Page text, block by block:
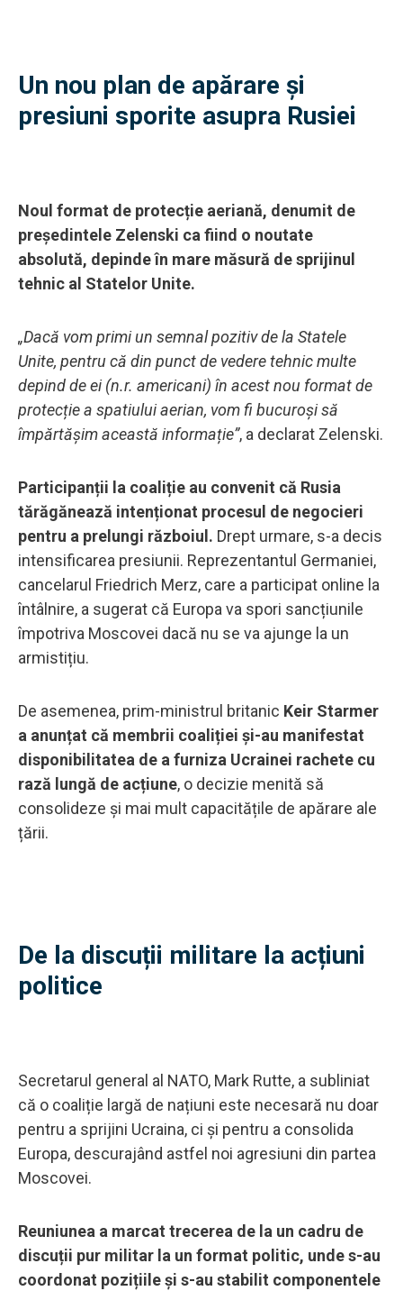
Un nou plan de apărare și
presiuni sporite asupra Rusiei
Noul format de protecție aeriană, denumit de
președintele Zelenski ca fiind o noutate
absolută, depinde în mare măsură de sprijinul
tehnic al Statelor Unite.
„Dacă vom primi un semnal pozitiv de la Statele
Unite, pentru că din punct de vedere tehnic multe
depind de ei (n.r. americani) în acest nou format de
protecție a spatiului aerian, vom fi bucuroși să
împărtășim această informație”, a declarat Zelenski.
Participanții la coaliție au convenit că Rusia
tărăgănează intenționat procesul de negocieri
pentru a prelungi războiul. Drept urmare, s-a decis
intensificarea presiunii. Reprezentantul Germaniei,
cancelarul Friedrich Merz, care a participat online la
întâlnire, a sugerat că Europa va spori sancțiunile
împotriva Moscovei dacă nu se va ajunge la un
armistițiu.
De asemenea, prim-ministrul britanic Keir Starmer
a anunțat că membrii coaliției și-au manifestat
disponibilitatea de a furniza Ucrainei rachete cu
rază lungă de acțiune, o decizie menită să
consolideze și mai mult capacitățile de apărare ale
țării.
De la discuții militare la acțiuni
politice
Secretarul general al NATO, Mark Rutte, a subliniat
că o coaliție largă de națiuni este necesară nu doar
pentru a sprijini Ucraina, ci și pentru a consolida
Europa, descurajând astfel noi agresiuni din partea
Moscovei.
Reuniunea a marcat trecerea de la un cadru de
discuții pur militar la un format politic, unde s-au
coordonat pozițiile și s-au stabilit componentele